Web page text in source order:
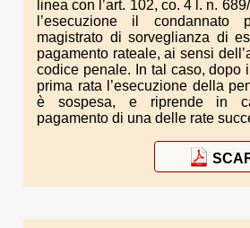
linea con l’art. 102, co. 4 l. n.
l’esecuzione il condannato
magistrato di sorveglianza di
pagamento rateale, ai sensi
codice penale. In tal caso, dopo
prima rata l’esecuzione della
è sospesa, e riprende in
pagamento di una delle rate